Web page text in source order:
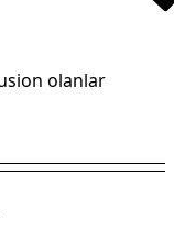
olanlar